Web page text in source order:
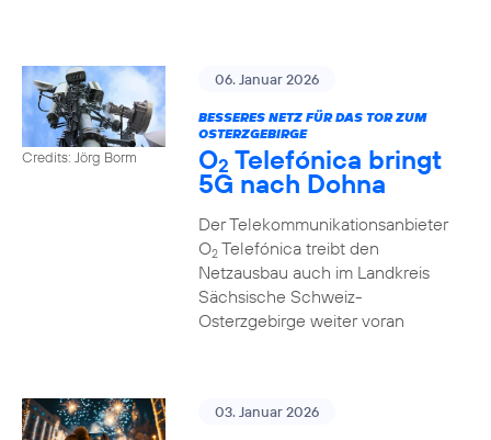
Credits: Jörg Borm
06. Januar 2026
BESSERES NETZ FÜR DAS TOR ZUM
OSTERZGEBIRGE
O2 Telefónica bringt
5G nach Dohna
Der Telekommunikationsanbieter
O2Telefónica treibt den
Netzausbau auch im Landkreis
Sächsische Schweiz-
Osterzgebirge weiter voran
03. Januar 2026